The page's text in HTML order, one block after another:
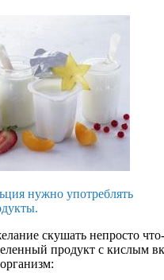
нужно употреблять
скушать непросто
продукт с кислым